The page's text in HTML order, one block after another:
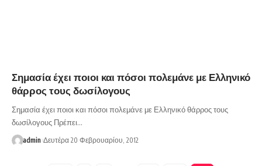
Σημασία έχει ποιοι και πόσοι πολεμάνε με Ελληνικό
θάρρος τους δωσίλογους
Σημασία έχει ποιοι και πόσοι πολεμάνε με Ελληνικό θάρρος τους
δωσίλογους Πρέπει…
admin Δευτέρα 20 Φεβρουαρίου, 2012